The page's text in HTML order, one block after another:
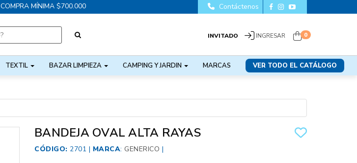
COMPRA MÍNIMA $700.000
INVITADO INGRESAR 0
TEXTIL BAZAR LIMPIEZA CAMPING Y JARDIN MARCAS VER TODO EL CATÁLOGO
Contáctenos
BANDEJA OVAL ALTA RAYAS
CÓDIGO: 2701 | MARCA: GENERICO |